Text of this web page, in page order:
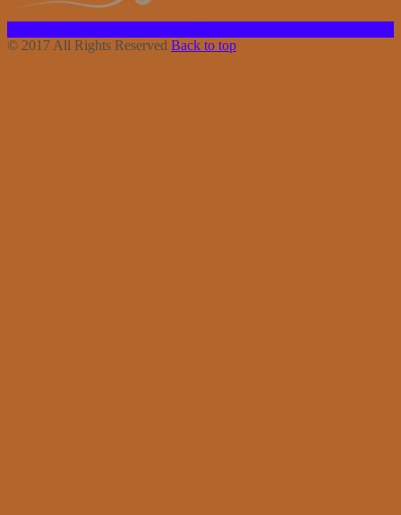
© 2017 All Rights Reserved Back to top